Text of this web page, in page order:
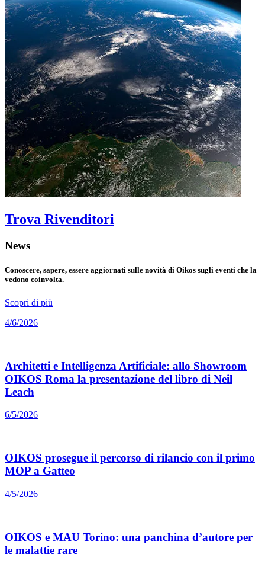
Trova Rivenditori
News
Conoscere, sapere, essere aggiornati sulle novità di Oikos sugli eventi che la
vedono coinvolta.
Scopri di più
4/6/2026
Architetti e Intelligenza Artificiale: allo Showroom
OIKOS Roma la presentazione del libro di Neil
Leach
6/5/2026
OIKOS prosegue il percorso di rilancio con il primo
MOP a Gatteo
4/5/2026
OIKOS e MAU Torino: una panchina d’autore per
le malattie rare